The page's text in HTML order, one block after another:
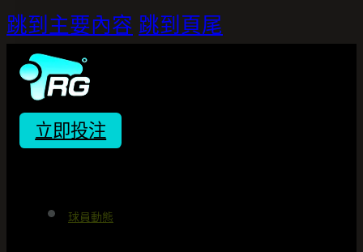
跳到主要內容 跳到頁尾
立即投注
球員動態